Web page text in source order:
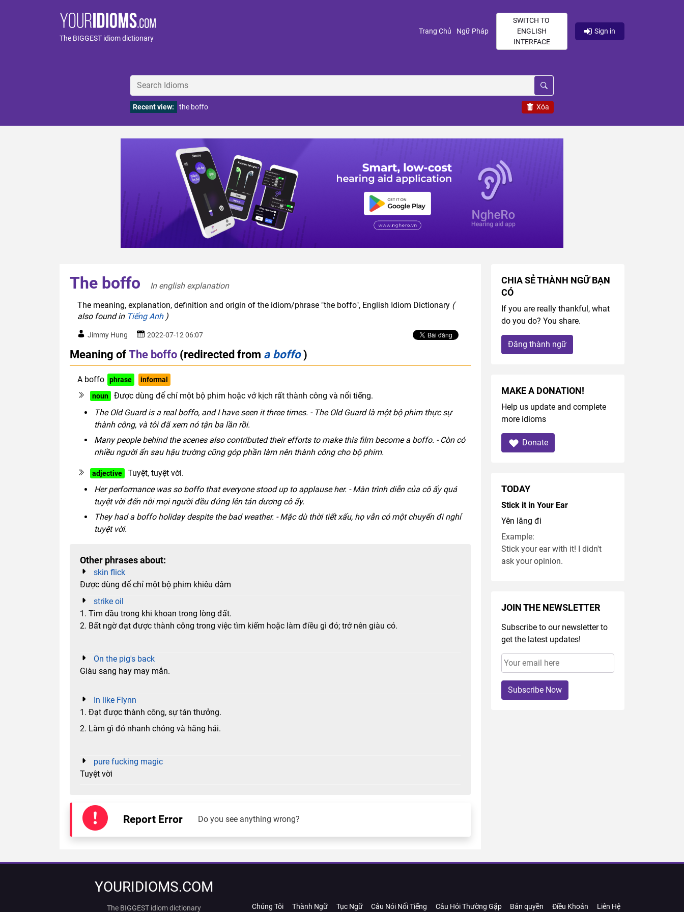
The BIGGEST idiom dictionary
Trang Chủ (current)
Ngữ Pháp(current)
SWITCH TO
ENGLISH
INTERFACE
Sign in
Xóa
Recent view: the boffo
The boffo
In english explanation
The meaning, explanation, definition and origin of the idiom/phrase "the boffo", English Idiom Dictionary (
also found in Tiếng Anh)
Jimmy Hung 2022-07-12 06:07
Meaning ofThe boffo (redirected from a boffo)
A boffo phrase informal
noun
Được dùng để chỉ một bộ phim hoặc vở kịch rất thành công và nổi tiếng.
The Old Guard is a real boffo, and I have seen it three times. - The Old Guard là một bộ phim thực sự
thành công, và tôi đã xem nó tận ba lần rồi.
Many people behind the scenes also contributed their efforts to make this film become a boffo. - Còn có
nhiều người ẩn sau hậu trường cũng góp phần làm nên thành công cho bộ phim.
adjective
Tuyệt, tuyệt vời.
Her performance was so boffo that everyone stood up to applause her. - Màn trình diễn của cô ấy quá
tuyệt vời đến nỗi mọi người đều đứng lên tán dương cô ấy.
They had a boffo holiday despite the bad weather. - Mặc dù thời tiết xấu, họ vẫn có một chuyến đi nghỉ
tuyệt vời.
Other phrases about:
skin flick
Được dùng để chỉ một bộ phim khiêu dâm
strike oil
1. Tìm dầu trong khi khoan trong lòng đất.
2. Bất ngờ đạt được thành công trong việc tìm kiếm hoặc làm điều gì đó; trở nên giàu có.
On the pig's back
Giàu sang hay may mắn.
In like Flynn
1. Đạt được thành công, sự tán thưởng.
2. Làm gì đó nhanh chóng và hăng hái.
pure fucking magic
Tuyệt vời
Report Error Do you see anything wrong?
CHIA SẺ THÀNH NGỮ BẠN
CÓ
If you are really thankful, what
do you do? You share.
Đăng thành ngữ
MAKE A DONATION!
Help us update and complete
more idioms
Donate
TODAY
Stick it in Your Ear
Yên lăng đi
Example:
Stick your ear with it! I didn't
ask your opinion.
JOIN THE NEWSLETTER
Subscribe to our newsletter to
get the latest updates!
Subscribe Now
YOURIDIOMS.COM
The BIGGEST idiom dictionary Chúng Tôi Thành Ngữ Tục Ngữ Câu Nói Nổi Tiếng Câu Hỏi Thường Gặp Bản quyền Điều Khoản Liên Hệ